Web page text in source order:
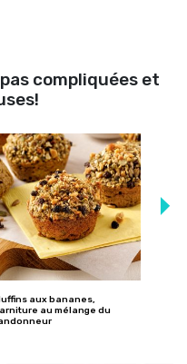
compliquées et
aux bananes,
au mélange du